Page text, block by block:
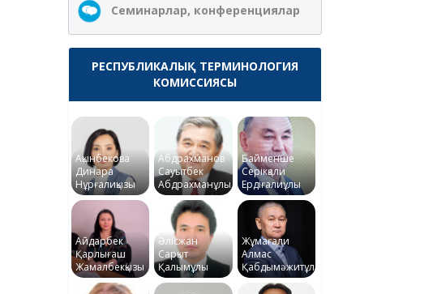
Семинарлар, конференциялар
РЕСПУБЛИКАЛЫҚ ТЕРМИНОЛОГИЯ
КОМИССИЯСЫ
Ақынбекова
Динара
Нұрғалиқызы
Абдрахманов
Сауытбек
Абдрахманұлы
Байменше
Серікқали
Ердіғалиұлы
Айдарбек
Қарлығаш
Жамалбекқызы
Әлісжан
Сарқыт
Қалымұлы
Жұмағали
Алмас
Қабдымәжитұлы